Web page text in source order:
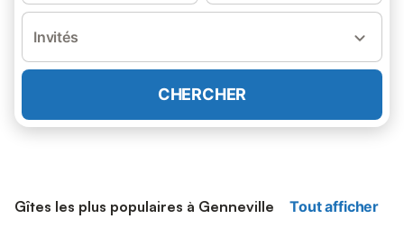
Invités
CHERCHER
Gîtes les plus populaires à Genneville Tout afficher